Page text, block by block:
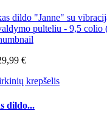
€
krepšelis
dildo...